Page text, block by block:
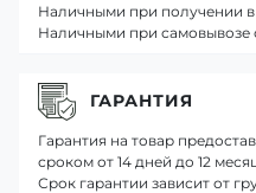
Наличными при получении в
Наличными при самовывозе
ГАРАНТИЯ
Гарантия на товар
сроком от 14 дней до 12
Срок гарантии зависит от